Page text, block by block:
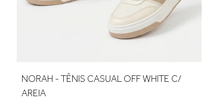
AMY - TÊNIS CASUAL OFF WHITE C/ VERDE